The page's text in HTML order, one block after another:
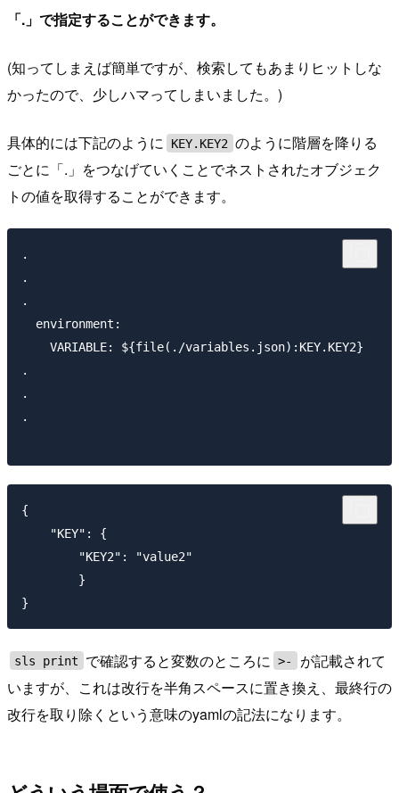
「.」で指定することができます。
(知ってしまえば簡単ですが、検索してもあまりヒットしな
かったので、少しハマってしまいました。)
具体的には下記のように KEY.KEY2 のように階層を降りる
ごとに「.」をつなげていくことでネストされたオブジェク
トの値を取得することができます。
.
.
.
  environment:
    VARIABLE: ${file(./variables.json):KEY.KEY2}
.
.
.
{
    "KEY": {
        "KEY2": "value2"
        }
sls print で確認すると変数のところに >-
が記載されて
いますが、これは改行を半角スペースに置き換え、最終行の
改行を取り除くという意味のyamlの記法になります。